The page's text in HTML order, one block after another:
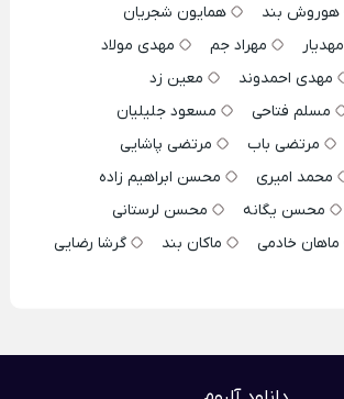
هوروش بند
همایون شجریان
مهدیار مهراد جم
مهدی مولاد
مهدی احمدوند
معین زد
مسلم فتاحی
مسعود جلیلیان
مرتضی باب
مرتضی پاشایی
محمد امیری
محسن ابراهیم زاده
محسن یگانه
محسن لرستانی
ماهان خادمی ماکان بند
گرشا رضایی